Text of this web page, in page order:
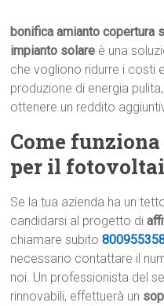
bonifica amianto copertura
impianto solare è una
che vogliono ridurre i costi
produzione di energia
ottenere un reddito
Come
per il
Se la tua azienda ha un
candidarsi al progetto di
chiamare subito
necessario contattare il
noi. Un professionista del
rinnovabili, effettuerà un